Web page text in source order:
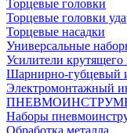
Торцевые головки
Торцевые головки
Торцевые насадки
Универсальные
Усилители крутящего
Шарнирно-губцевый
Электромонтажный
Наборы
Обработка металла